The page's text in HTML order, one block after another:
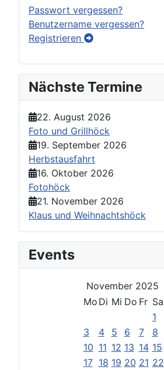
Passwort vergessen?
Benutzername vergessen?
Registrieren
Nächste Termine
22. August 2026
Foto und Grillhöck
19. September 2026
Herbstausfahrt
16. Oktober 2026
Fotohöck
21. November 2026
Klaus und Weihnachtshöck
Events
November 2025
Mo Di Mi Do Fr Sa
1
3
4 5 6 7 8
10 11 12 13 14 15
17 18 19 20 21 22